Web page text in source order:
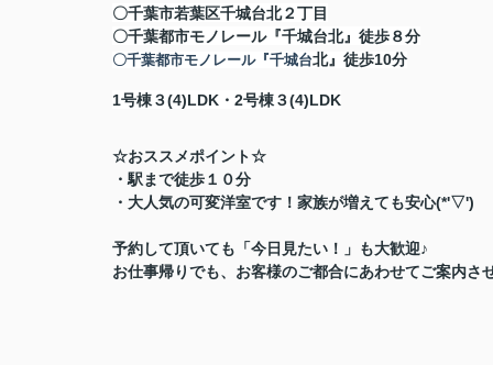
〇千葉市若葉区千城台北２丁目
〇千葉都市モノレール『千城台北』徒歩８分
〇千葉都市モノレール『千城台北』徒歩10分
1号棟３(4)LDK・2号棟３(4)LDK
☆おススメポイント☆
・駅まで徒歩１０分
・大人気の可変洋室です！家族が増えても安心(*'▽')
予約して頂いても「今日見たい！」も大歓迎♪
お仕事帰りでも、お客様のご都合にあわせてご案内さ